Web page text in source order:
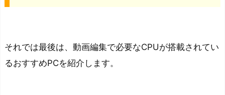
それでは最後は、動画編集で必要なCPUが搭載されてい
るおすすめPCを紹介します。